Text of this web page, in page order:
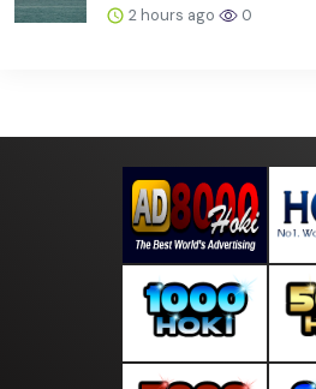
2 hours ago 0